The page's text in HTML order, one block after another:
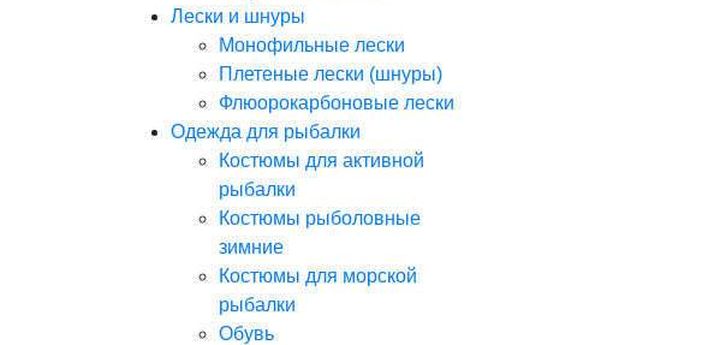
Лески и шнуры
Монофильные лески
Плетеные лески (шнуры)
Флюорокарбоновые лески
Одежда для рыбалки
Костюмы для активной
рыбалки
Костюмы рыболовные
зимние
Костюмы для морской
рыбалки
Обувь